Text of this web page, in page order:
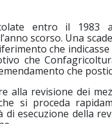
entro il 1983
scorso. Una
che
che
che
alla revisione dei
si proceda
esecuzione della